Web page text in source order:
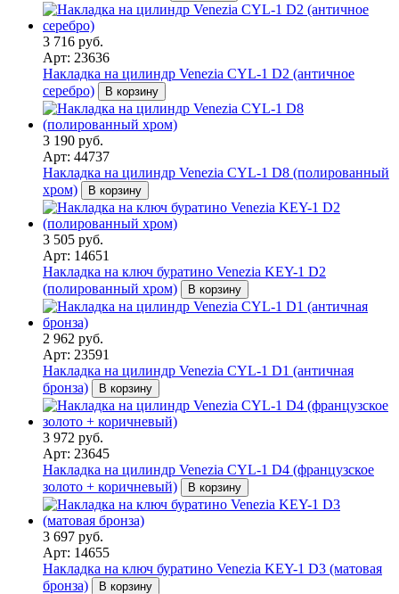
3 716 руб.
Арт: 23636
Накладка на цилиндр Venezia CYL-1 D2 (античное
серебро)
В корзину
3 190 руб.
Арт: 44737
Накладка на цилиндр Venezia CYL-1 D8 (полированный
хром)
В корзину
3 505 руб.
Арт: 14651
Накладка на ключ буратино Venezia KEY-1 D2
(полированный хром)
В корзину
2 962 руб.
Арт: 23591
Накладка на цилиндр Venezia CYL-1 D1 (античная
бронза)
В корзину
3 972 руб.
Арт: 23645
Накладка на цилиндр Venezia CYL-1 D4 (французское
золото + коричневый)
В корзину
3 697 руб.
Арт: 14655
Накладка на ключ буратино Venezia KEY-1 D3 (матовая
бронза)
В корзину